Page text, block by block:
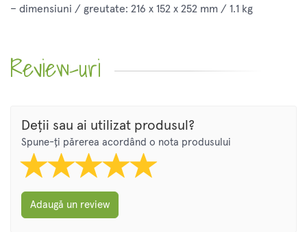
– dimensiuni / greutate: 216 x 152 x 252 mm / 1.1 kg
Review-uri
Deții sau ai utilizat produsul?
Spune-ți părerea acordând o nota produsului
Adaugă un review